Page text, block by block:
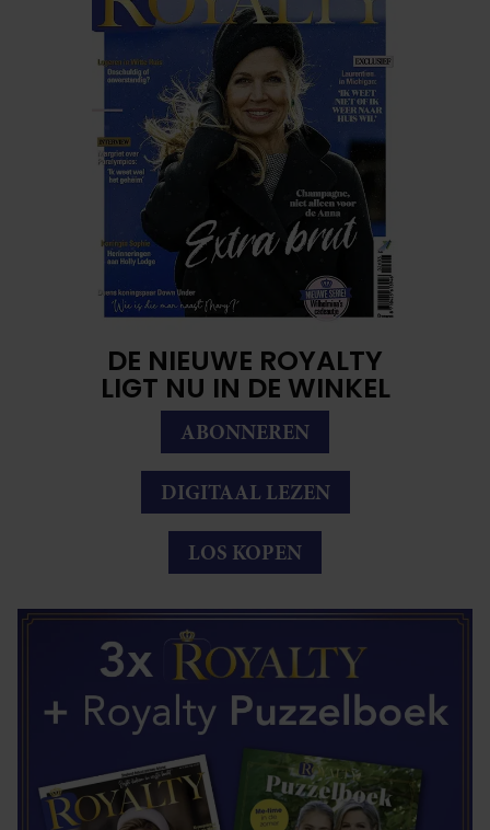
DE NIEUWE ROYALTY
LIGT NU IN DE WINKEL
ABONNEREN
DIGITAAL LEZEN
LOS KOPEN